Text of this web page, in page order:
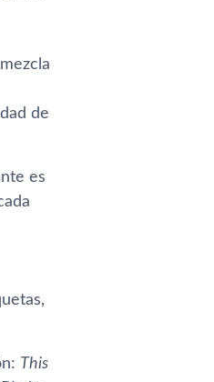
de
es
This